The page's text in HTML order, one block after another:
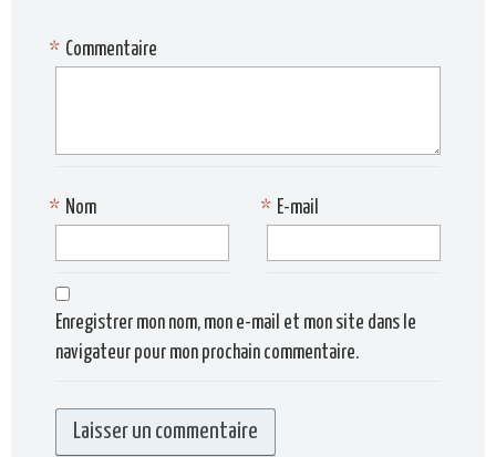
Commentaire
*
Nom
* E-mail
*
Enregistrer mon nom, mon e-mail et mon site dans le
navigateur pour mon prochain commentaire.